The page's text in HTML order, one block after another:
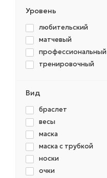
Уровень
любительский
матчевый
профессиональный
тренировочный
Вид
браслет
весы
маска
маска с трубкой
носки
очки